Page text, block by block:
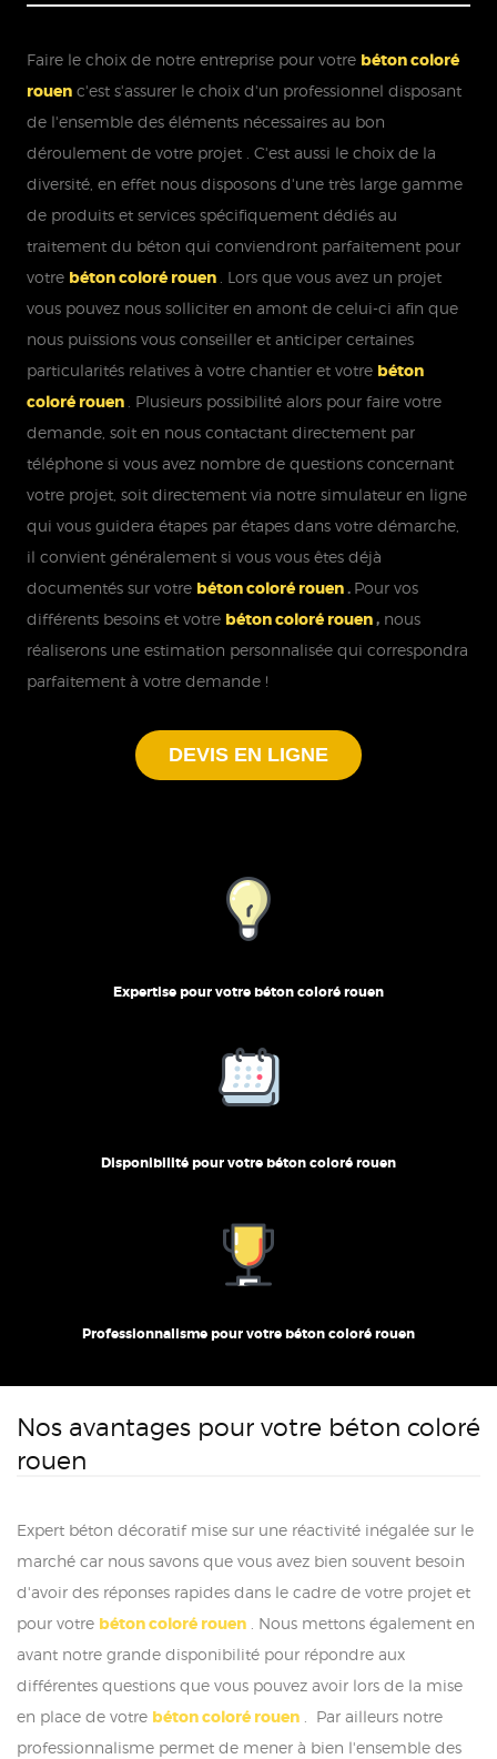
Faire le choix de notre entreprise pour votre béton coloré
rouenc'est s'assurer le choix d'un professionnel disposant
de l'ensemble des éléments nécessaires au bon
déroulement de votre projet . C'est aussi le choix de la
diversité, en effet nous disposons d'une très large gamme
de produits et services spécifiquement dédiés au
traitement du béton qui conviendront parfaitement pour
votre béton coloré rouen
. Lors que vous avez un projet
vous pouvez nous solliciter en amont de celui-ci afin que
nous puissions vous conseiller et anticiper certaines
particularités relatives à votre chantier et votre béton
coloré rouen
. Plusieurs possibilité alors pour faire votre
demande, soit en nous contactant directement par
téléphone si vous avez nombre de questions concernant
votre projet, soit directement via notre simulateur en ligne
qui vous guidera étapes par étapes dans votre démarche,
il convient généralement si vous vous êtes déjà
documentés sur votre béton coloré rouen. Pour vos
différents besoins et votre béton coloré rouen,nous
réaliserons une estimation personnalisée qui correspondra
parfaitement à votre demande !
DEVIS EN LIGNE
Expertise pour votre béton coloré rouen
Disponibilité pour votre béton coloré rouen
Professionnalisme pour votre béton coloré rouen
Nos avantages pour votre béton coloré
rouen
Expert béton décoratif mise sur une réactivité inégalée sur le
marché car nous savons que vous avez bien souvent besoin
d'avoir des réponses rapides dans le cadre de votre projet et
pour votre béton coloré rouen . Nous mettons également en
avant notre grande disponibilité pour répondre aux
différentes questions que vous pouvez avoir lors de la mise
en place de votre béton coloré rouen . Par ailleurs notre
professionnalisme permet de mener à bien l'ensemble des